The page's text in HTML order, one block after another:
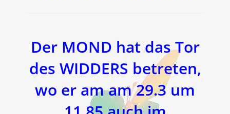
Der MOND hat das Tor
des WIDDERS betreten,
wo er am am 29.3 um